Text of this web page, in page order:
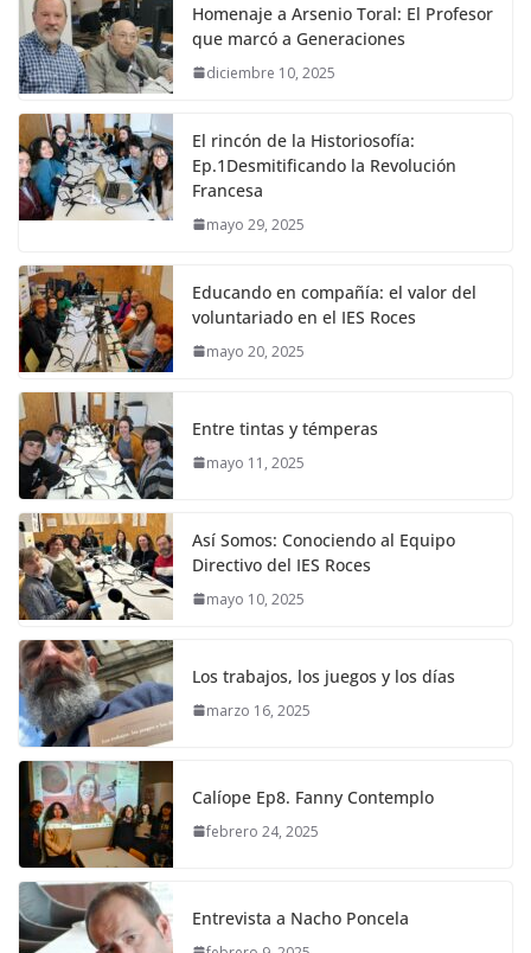
Homenaje a Arsenio Toral: El Profesor
que marcó a Generaciones
diciembre 10, 2025
El rincón de la Historiosofía:
Ep.1Desmitificando la Revolución
Francesa
mayo 29, 2025
Educando en compañía: el valor del
voluntariado en el IES Roces
mayo 20, 2025
Entre tintas y témperas
mayo 11, 2025
Así Somos: Conociendo al Equipo
Directivo del IES Roces
mayo 10, 2025
Los trabajos, los juegos y los días
marzo 16, 2025
Calíope Ep8. Fanny Contemplo
febrero 24, 2025
Entrevista a Nacho Poncela